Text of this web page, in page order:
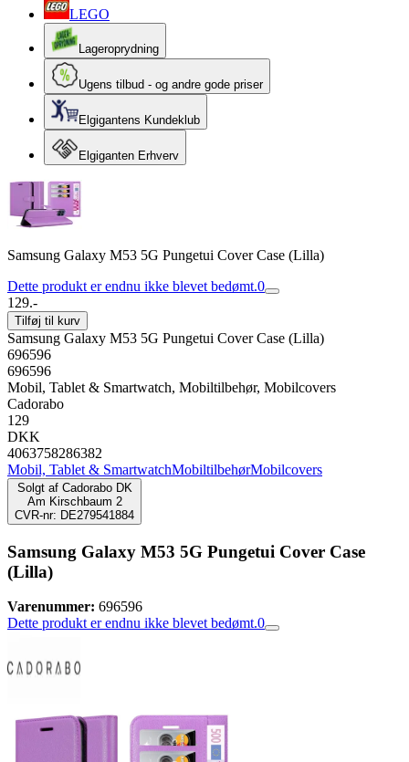
LEGO
Lageroprydning
Ugens tilbud - og andre gode priser
Elgigantens Kundeklub
Elgiganten Erhverv
Samsung Galaxy M53 5G Pungetui Cover Case (Lilla)
Dette produkt er endnu ikke blevet bedømt.0
129.-
Tilføj til kurv
Samsung Galaxy M53 5G Pungetui Cover Case (Lilla)
696596
696596
Mobil, Tablet & Smartwatch, Mobiltilbehør, Mobilcovers
Cadorabo
129
DKK
4063758286382
Mobil, Tablet & SmartwatchMobiltilbehørMobilcovers
Solgt af Cadorabo DK
Am Kirschbaum 2
CVR-nr: DE279541884
Samsung Galaxy M53 5G Pungetui Cover Case
(Lilla)
Varenummer: 696596
Dette produkt er endnu ikke blevet bedømt.0